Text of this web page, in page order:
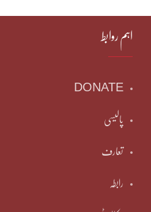
اہم روابط
DONATE
پالیسی
تعارف
رابطہ